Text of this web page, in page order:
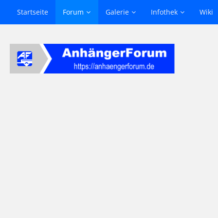
Startseite Forum Galerie Infothek Wiki